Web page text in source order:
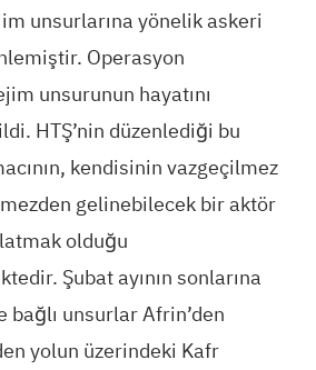
unsurlarına yönelik askeri
Operasyon
unsurunun hayatını
HTŞ’nin düzenlediği bu
kendisinin vazgeçilmez
gelinebilecek bir aktör
olduğu
Şubat ayının sonlarına
bağlı unsurlar Afrin’den
yolun üzerindeki Kafr